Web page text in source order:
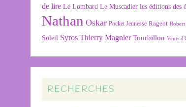
de lire Le Lombard Le Muscadier les éditions des
Nathan Oskar Pocket Jeunesse Rageot
Soleil Syros Thierry Magnier Tourbillon Vents
RECHERCHES